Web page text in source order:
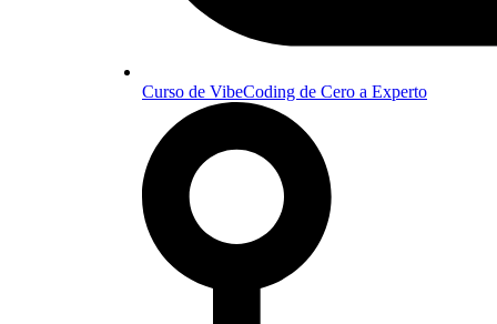
Curso de VibeCoding de Cero a Experto